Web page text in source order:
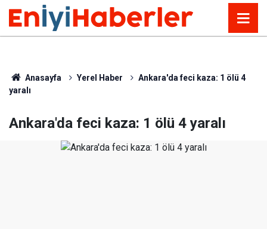
Anasayfa Yerel Haber
Ankara'da feci kaza: 1 ölü 4
yaralı
Ankara'da feci kaza: 1 ölü 4 yaralı